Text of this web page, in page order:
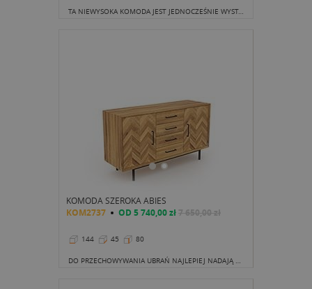
TA NIEWYSOKA KOMODA JEST JEDNOCZEŚNIE WYSTARCZAJĄCO DŁUGA, ABY USTAWIĆ NA NIEJ POTĘŻNY EKRAN.
KOMODA SZEROKA ABIES
KOM2737 OD 5 740,00 zł7 650,00 zł
144 45 80
DO PRZECHOWYWANIA UBRAŃ NAJLEPIEJ NADAJĄ SIĘ SZAFKI, A DO BIELIZNY - SZUFLADY. DOKŁADNIE TAKI ZESTAW ZNAJDZIESZ W TEJ KOMODZIE Z KOLEKCJI ABIES.